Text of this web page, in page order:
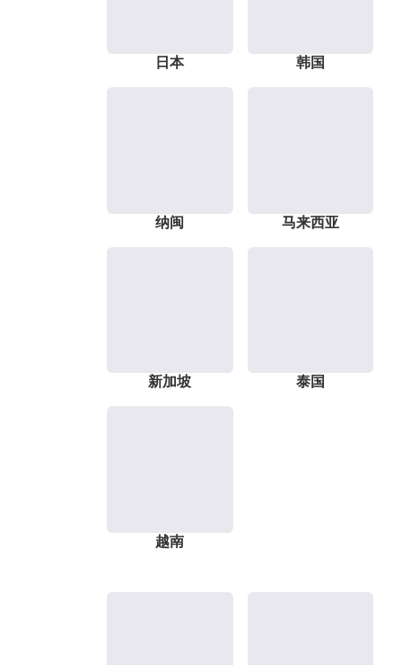
日本 韩国
纳闽 马来西亚
新加坡 泰国
越南